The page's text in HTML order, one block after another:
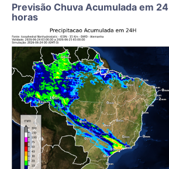
Previsão Chuva Acumulada em 24
horas